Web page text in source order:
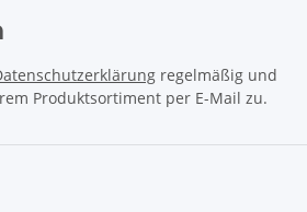
regelmäßig und
Produktsortiment per E-Mail zu.